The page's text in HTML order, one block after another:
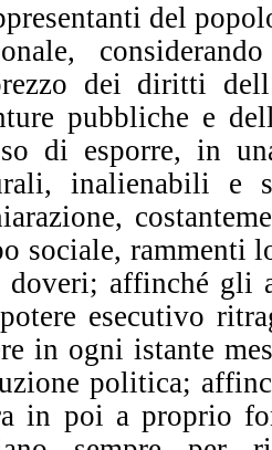
del
dei diritti
pubbliche e
di esporre, in
inalienabili e
sociale, rammenti
doveri; affinché gli
esecutivo
in ogni istante
politica;
in poi a proprio